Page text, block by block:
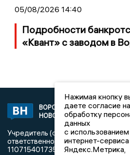
05/08/2026 14:40
Подробности
«Квант» с заводом в
ВОРОНЕЖСКИЕ
НОВОСТИ
2019 ©
«Воронежские
Учредитель (соучредители):
ответственностью
1107154017354)
Нажимая кнопку
даете согласие на
обработку
данных
с использованием
интернет-сервиса
Яндекс.Метрика,